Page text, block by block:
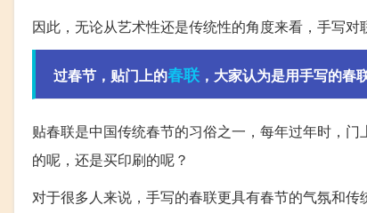
因此，无论从艺术性还是传统性的角度来看，手写对
过春节，贴门上的春联 ，大家认为是用手写的
贴春联是中国传统春节的习俗之一，每年过年时，
的呢，还是买印刷的呢？
对于很多人来说，手写的春联更具有春节的气氛和